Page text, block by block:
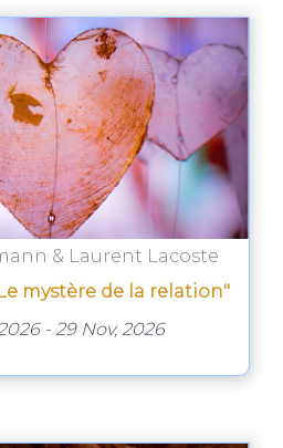
& Laurent Lacoste
mystère de la relation"
- 29 Nov, 2026